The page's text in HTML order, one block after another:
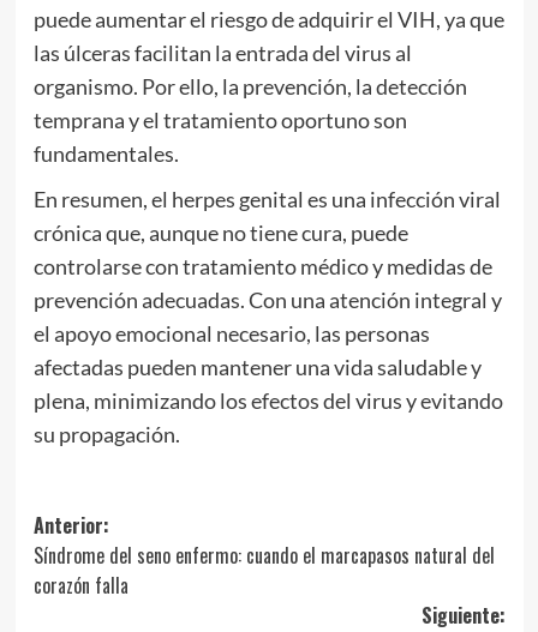
puede aumentar el riesgo de adquirir el VIH, ya que
las úlceras facilitan la entrada del virus al
organismo. Por ello, la prevención, la detección
temprana y el tratamiento oportuno son
fundamentales.
En resumen, el herpes genital es una infección viral
crónica que, aunque no tiene cura, puede
controlarse con tratamiento médico y medidas de
prevención adecuadas. Con una atención integral y
el apoyo emocional necesario, las personas
afectadas pueden mantener una vida saludable y
plena, minimizando los efectos del virus y evitando
su propagación.
Navegación
de
entradas
Anterior:
Síndrome del seno enfermo: cuando el marcapasos natural del
corazón falla
Siguiente: